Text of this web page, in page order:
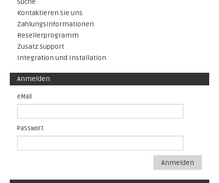
Suche
Kontaktieren Sie uns
Zahlungsinformationen
Resellerprogramm
Zusatz Support
Integration und Installation
Anmelden
eMail
Passwort
Anmelden